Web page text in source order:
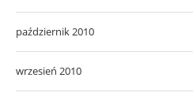
październik 2010
wrzesień 2010